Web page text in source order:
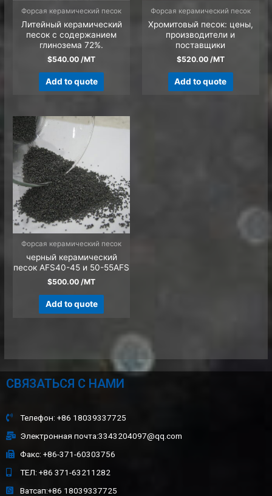
Форсая керамический песок
Литейный керамический
песок с содержанием
глинозема 72%.
$540.00 /MT
Add to quote
Форсая керамический песок
Хромитовый песок: цены,
производители и
поставщики
$520.00/MT
Add to quote
Форсая керамический песок
черный керамический
песок AFS40-45 и 50-55AFS
$500.00 /MT
Add to quote
СВЯЗАТЬСЯ С НАМИ
Телефон: +86 18039337725
Электронная почта:3343204097@qq.com
Факс: +86-371-60303756
ТЕЛ: +86 371-63211282
Ватсап:+86 18039337725